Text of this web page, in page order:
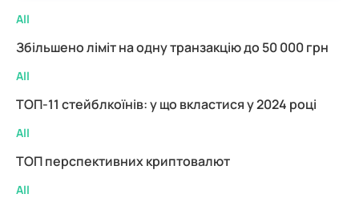
All
Збільшено ліміт на одну транзакцію до 50 000 грн
All
ТОП-11 стейблкоїнів: у що вкластися у 2024 році
All
ТОП перспективних криптовалют
All